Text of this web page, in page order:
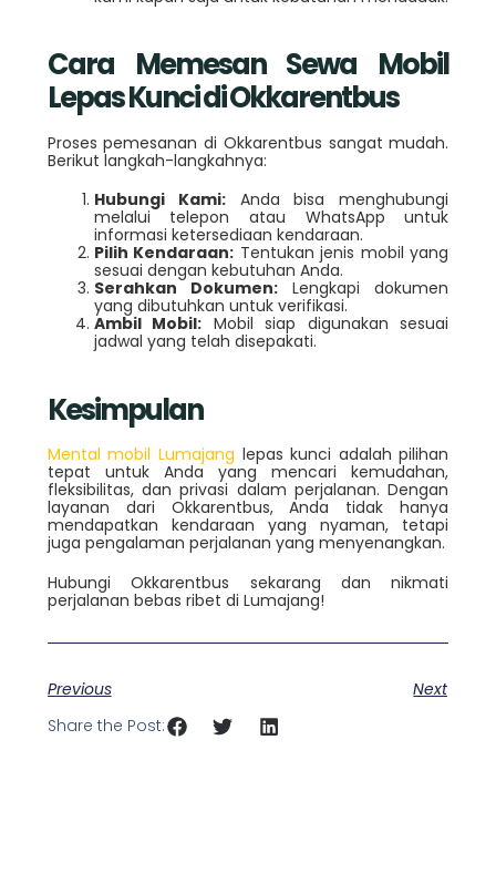
Cara Memesan Sewa Mobil
Lepas Kunci di Okkarentbus
Proses pemesanan di Okkarentbus sangat mudah.
Berikut langkah-langkahnya:
Hubungi Kami:Anda bisa menghubungi
melalui telepon atau WhatsApp untuk
informasi ketersediaan kendaraan.
Pilih Kendaraan: Tentukan jenis mobil yang
sesuai dengan kebutuhan Anda.
Serahkan Dokumen:Lengkapi dokumen
yang dibutuhkan untuk verifikasi.
Ambil Mobil: Mobil siap digunakan sesuai
jadwal yang telah disepakati.
Kesimpulan
Mental mobil Lumajang lepas kunci adalah pilihan
tepat untuk Anda yang mencari kemudahan,
fleksibilitas, dan privasi dalam perjalanan. Dengan
layanan dari Okkarentbus, Anda tidak hanya
mendapatkan kendaraan yang nyaman, tetapi
juga pengalaman perjalanan yang menyenangkan.
Hubungi Okkarentbus sekarang dan nikmati
perjalanan bebas ribet di Lumajang!
Previous
Next
Share the Post: